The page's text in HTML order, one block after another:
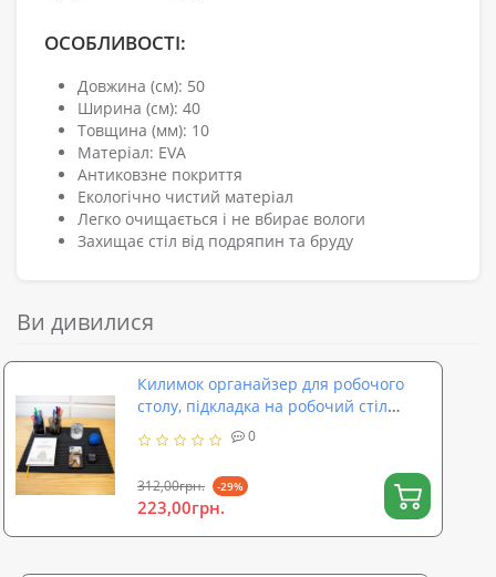
ОСОБЛИВОСТІ:
Довжина (см): 50
Ширина (см): 40
Товщина (мм): 10
Матеріал: EVA
Антиковзне покриття
Екологічно чистий матеріал
Легко очищається і не вбирає вологи
Захищає стіл від подряпин та бруду
Ви дивилися
Килимок органайзер для робочого
столу, підкладка на робочий стіл
50х40 см OSPORT (R-00059)
0
312,00грн. -29%
223,00грн.